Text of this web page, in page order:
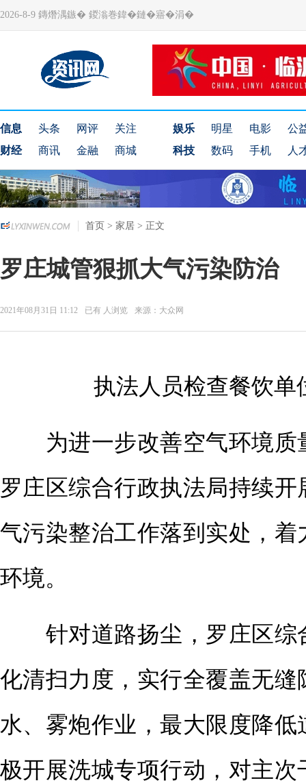
2026-8-9 鏄熸湡鏃� 鍐滃巻鍏�鏈�寤�涓�
信息 头条 网评
关注
财经
商讯 金融 商城
娱乐 明星 电影
公
科技
数码 手机 人
首页 > 家居 > 正文
罗庄城管狠抓大气污染防治
2021年08月31日 11:12 已有 人浏览 来源：大众网
执法人员检查餐饮单
为进一步改善空气环境质
罗庄区综合行政执法局持续
气污染整治工作落到实处，
环境。
针对道路扬尘，罗庄区综
化清扫力度，实行全覆盖无
水、雾炮作业，最大限度降
极开展洗城专项行动，对主